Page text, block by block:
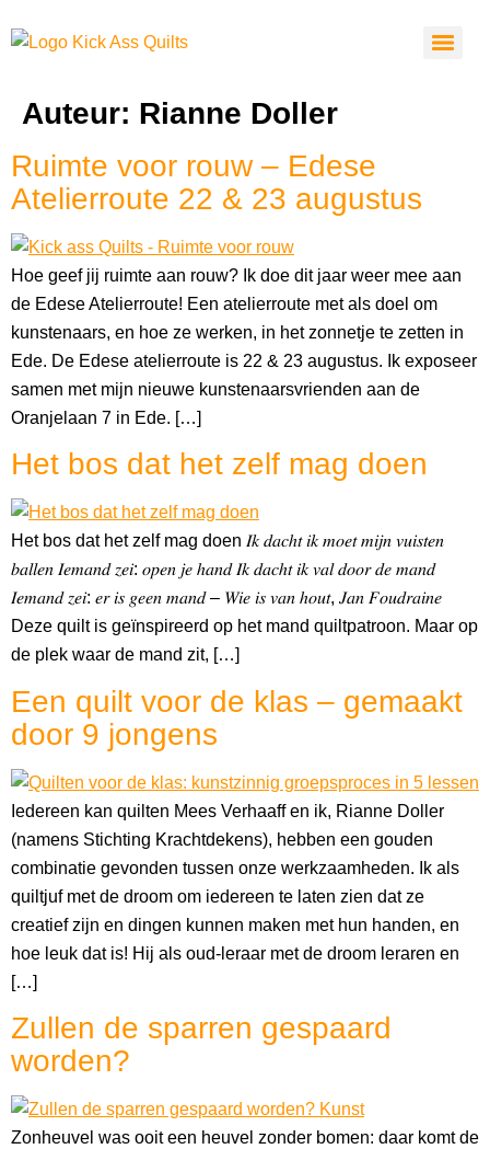
Auteur: Rianne Doller
Ruimte voor rouw – Edese
Atelierroute 22 & 23 augustus
Hoe geef jij ruimte aan rouw? Ik doe dit jaar weer mee aan
de Edese Atelierroute! Een atelierroute met als doel om
kunstenaars, en hoe ze werken, in het zonnetje te zetten in
Ede. De Edese atelierroute is 22 & 23 augustus. Ik exposeer
samen met mijn nieuwe kunstenaarsvrienden aan de
Oranjelaan 7 in Ede. […]
Het bos dat het zelf mag doen
Het bos dat het zelf mag doen 𝐼𝑘 𝑑𝑎𝑐ℎ𝑡 𝑖𝑘 𝑚𝑜𝑒𝑡 𝑚𝑖𝑗𝑛 𝑣𝑢𝑖𝑠𝑡𝑒𝑛
𝑏𝑎𝑙𝑙𝑒𝑛 𝐼𝑒𝑚𝑎𝑛𝑑 𝑧𝑒𝑖: 𝑜𝑝𝑒𝑛 𝑗𝑒 ℎ𝑎𝑛𝑑 𝐼𝑘 𝑑𝑎𝑐ℎ𝑡 𝑖𝑘 𝑣𝑎𝑙 𝑑𝑜𝑜𝑟 𝑑𝑒 𝑚𝑎𝑛𝑑
𝐼𝑒𝑚𝑎𝑛𝑑 𝑧𝑒𝑖: 𝑒𝑟 𝑖𝑠 𝑔𝑒𝑒𝑛 𝑚𝑎𝑛𝑑 – 𝑊𝑖𝑒 𝑖𝑠 𝑣𝑎𝑛 ℎ𝑜𝑢𝑡, 𝐽𝑎𝑛 𝐹𝑜𝑢𝑑𝑟𝑎𝑖𝑛𝑒
Deze quilt is geïnspireerd op het mand quiltpatroon. Maar op
de plek waar de mand zit, […]
Een quilt voor de klas – gemaakt
door 9 jongens
Iedereen kan quilten Mees Verhaaff en ik, Rianne Doller
(namens Stichting Krachtdekens), hebben een gouden
combinatie gevonden tussen onze werkzaamheden. Ik als
quiltjuf met de droom om iedereen te laten zien dat ze
creatief zijn en dingen kunnen maken met hun handen, en
hoe leuk dat is! Hij als oud-leraar met de droom leraren en
[…]
Zullen de sparren gespaard
worden?
Zonheuvel was ooit een heuvel zonder bomen: daar komt de